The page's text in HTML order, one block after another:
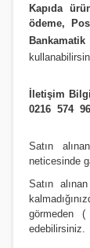
Kapıda
ödeme,
İletişim
0216 574
Satın
neticesinde
Satın
görmeden
edebilirsiniz.